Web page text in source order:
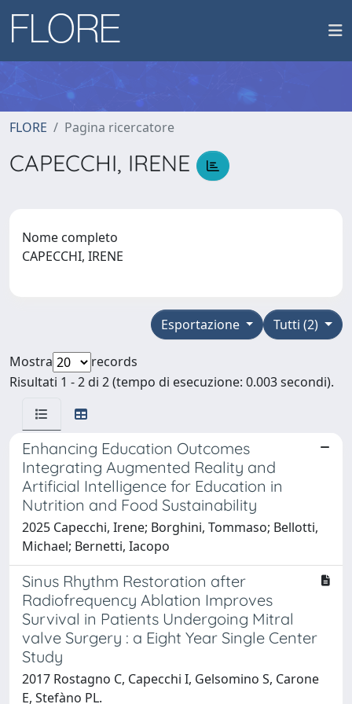
FLORE Pagina ricercatore
CAPECCHI, IRENE
Nome completo
CAPECCHI, IRENE
Tutti (2)
Esportazione
Mostra
records
Risultati 1 - 2 di 2 (tempo di esecuzione: 0.003 secondi).
Enhancing Education Outcomes
Integrating Augmented Reality and
Artificial Intelligence for Education in
Nutrition and Food Sustainability
2025 Capecchi, Irene; Borghini, Tommaso; Bellotti,
Michael; Bernetti, Iacopo
Sinus Rhythm Restoration after
Radiofrequency Ablation Improves
Survival in Patients Undergoing Mitral
valve Surgery : a Eight Year Single Center
Study
2017 Rostagno C, Capecchi I, Gelsomino S, Carone
E, Stefàno PL.